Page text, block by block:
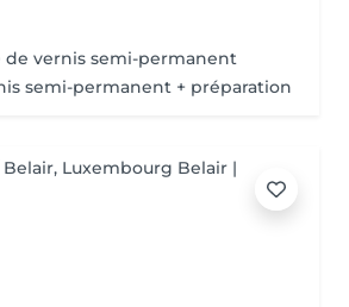
de vernis semi-permanent
semi-permanent + préparation